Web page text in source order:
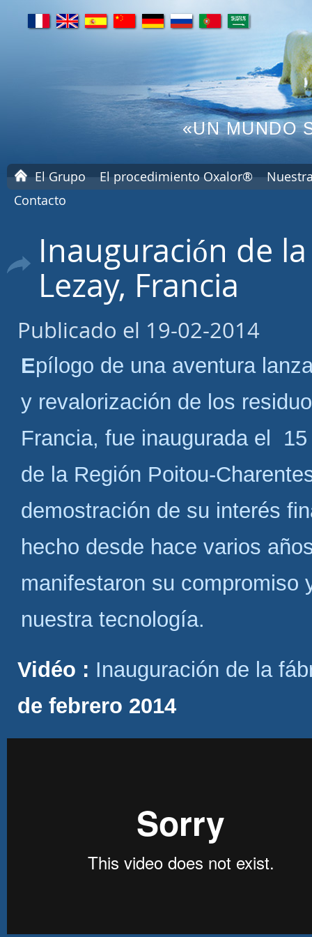
fr en es cn de ru pt ar
«UN MUNDO
P
g
e
i
o
El Grupo El procedimiento Oxalor®
Contacto
Inauguración de
Lezay, Francia
Publicado el 19-02-2014
Epílogo de una aventura lanzada en 1997, la unidad de tratamiento
y revalorización de los
Francia, fue inaugurada el
de la Región Poitou-
demostración de su interés
hecho desde hace varios
manifestaron su compromiso
nuestra tecnología.
Vidéo : Inauguración de la
de febrero 2014